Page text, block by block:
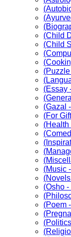
(Child
(Child
(Essay
(For
(Music
(Osho
(Poem